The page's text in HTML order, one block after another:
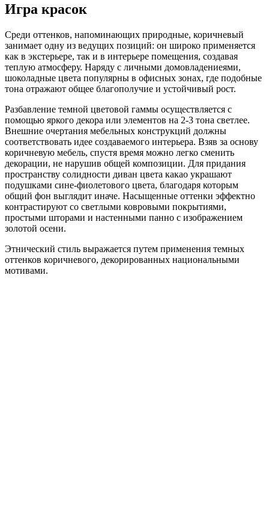
Игра красок
Среди оттенков, напоминающих природные, коричневый
занимает одну из ведущих позиций: он широко применяется
как в экстерьере, так и в интерьере помещения, создавая
теплую атмосферу. Наряду с личными домовладениеями,
шоколадные цвета популярны в офисных зонах, где подобные
тона отражают общее благополучие и устойчивый рост.
Разбавление темной цветовой гаммы осуществляется с
помощью яркого декора или элементов на 2-3 тона светлее.
Внешние очертания мебельных конструкций должны
соответствовать идее создаваемого интерьера. Взяв за основу
коричневую мебель, спустя время можно легко сменить
декорации, не нарушив общей композиции. Для придания
пространству солидности диван цвета какао украшают
подушками сине-фиолетового цвета, благодаря которым
общий фон выглядит иначе. Насыщенные оттенки эффектно
контрастируют со светлыми ковровыми покрытиями,
простыми шторами и настенными панно с изображением
золотой осени.
Этнический стиль выражается путем применения темных
оттенков коричневого, декорированных национальными
мотивами.